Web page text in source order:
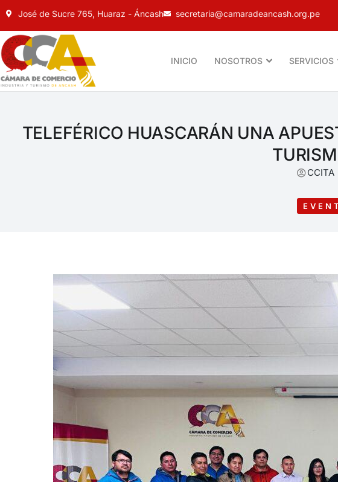
José de Sucre 765, Huaraz - Áncash secretaria@camaradeancash.org.pe
INICIO NOSOTROS SERVICIOS
TELEFÉRICO HUASCARÁN UNA
CCITA